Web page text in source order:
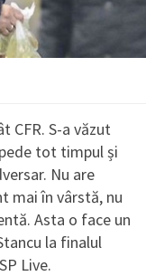
CFR. S-a văzut
tot timpul și
Nu are
mai în vârstă, nu
Asta o face un
la finalul
Live.